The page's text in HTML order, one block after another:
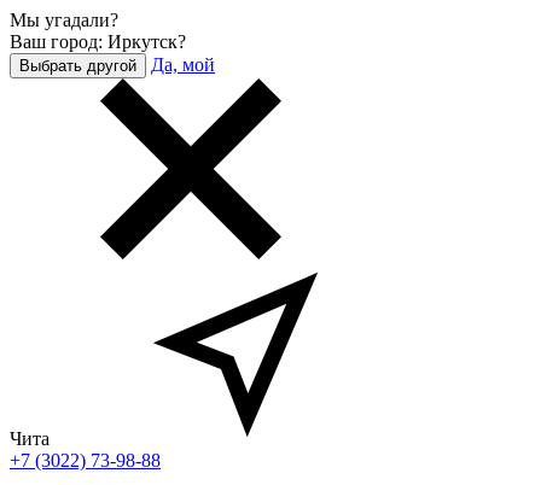
Мы угадали?
Ваш город: Иркутск?
Выбрать другой Да, мой
Чита
+7 (3022) 73-98-88